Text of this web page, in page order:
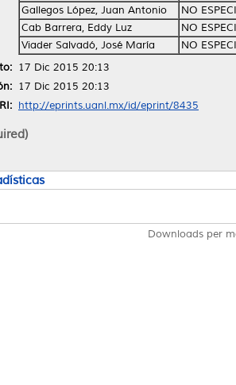
Gallegos López, Juan Antonio
NO
Cab Barrera, Eddy Luz
NO
Viader Salvadó, José María
NO
17 Dic 2015 20:13
17 Dic 2015 20:13
http://eprints.uanl.mx/id/eprint/8435
Downloads per